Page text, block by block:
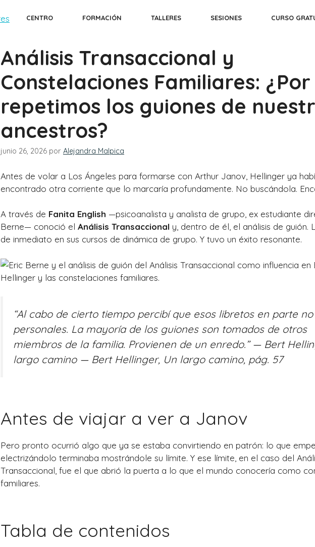
CENTRO FORMACIÓN TALLERES SESIONES CURSO
Análisis Transaccional y
Constelaciones Familiares:
repetimos los guiones de
ancestros?
junio 26, 2026 por Alejandra Malpica
Antes de volar a Los Ángeles para formarse con Arthur Janov, Hellinger ya
encontrado otra corriente que lo marcaría profundamente. No buscándola.
A través de Fanita English —psicoanalista y analista de grupo, ex estudiante
Berne— conoció el Análisis Transaccional y, dentro de él, el análisis de guión.
de inmediato en sus cursos de dinámica de grupo. Y tuvo un éxito resonante.
“Al cabo de cierto tiempo percibí que esos libretos en parte
personales. La mayoría de los guiones son tomados de otros
miembros de la familia. Provienen de un enredo.”— Bert
largo camino— Bert Hellinger, Un largo camino, pág. 57
Antes de viajar a ver a Janov
Pero pronto ocurrió algo que ya se estaba convirtiendo en patrón: lo que
electrizándolo terminaba mostrándole su límite. Y ese límite, en el caso del
Transaccional, fue el que abrió la puerta a lo que el mundo conocería como
familiares.
Tabla de contenidos